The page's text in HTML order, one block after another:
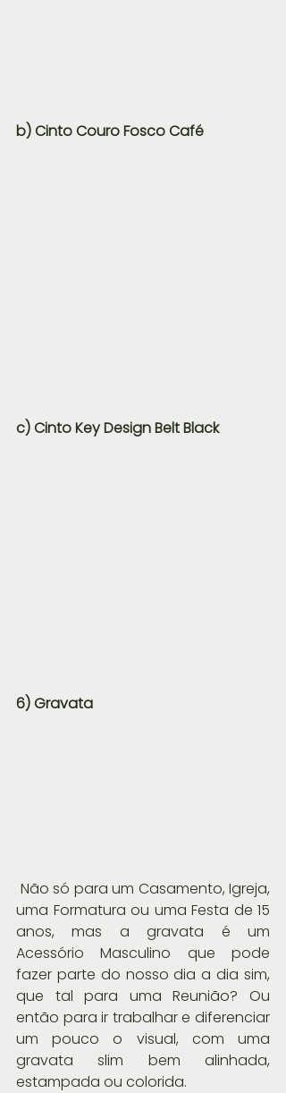
b) Cinto Couro Fosco Café
c) Cinto Key Design Belt Black
6) Gravata
uma Formatura ou uma Festa de 15
anos, mas a gravata é um
Acessório Masculino que pode
fazer parte do nosso dia a dia sim,
que tal para uma Reunião? Ou
então para ir trabalhar e diferenciar
um pouco o visual, com uma
gravata slim bem alinhada,
estampada ou colorida.